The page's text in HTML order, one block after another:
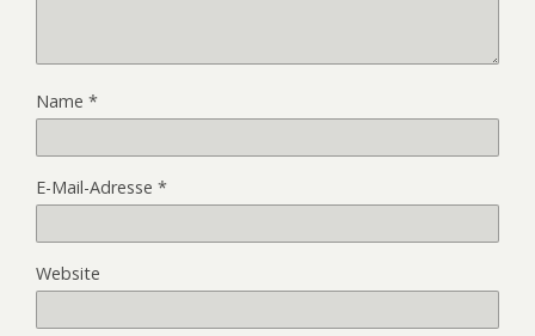
Name *
E-Mail-Adresse *
Website